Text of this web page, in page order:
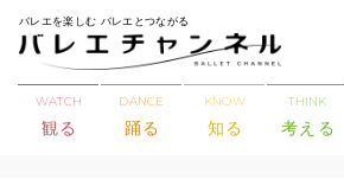
バレエを楽しむ バレエとつながる
WATCH
観る
DANCE
踊る
KNOW
知る
THINK
考える